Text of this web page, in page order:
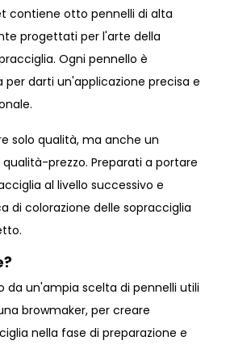
contiene otto pennelli di alta
progettati per l'arte della
Ogni pennello è
darti un'applicazione precisa e
solo qualità, ma anche un
prezzo. Preparati a portare
al livello successivo e
di colorazione delle sopracciglia
da un'ampia scelta di pennelli utili
browmaker, per creare
nella fase di preparazione e